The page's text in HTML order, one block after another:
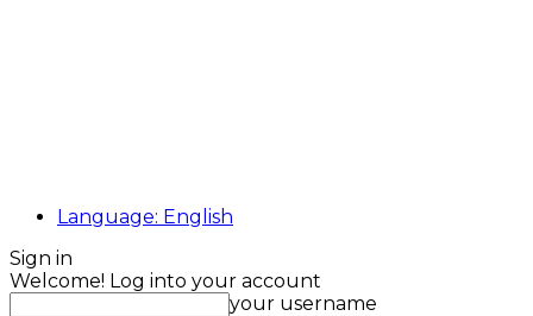
Language: English
Sign in
Welcome! Log into your account
your username